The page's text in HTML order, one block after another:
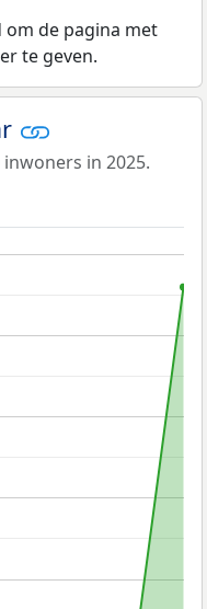
om de pagina met
te geven.
in 2025.